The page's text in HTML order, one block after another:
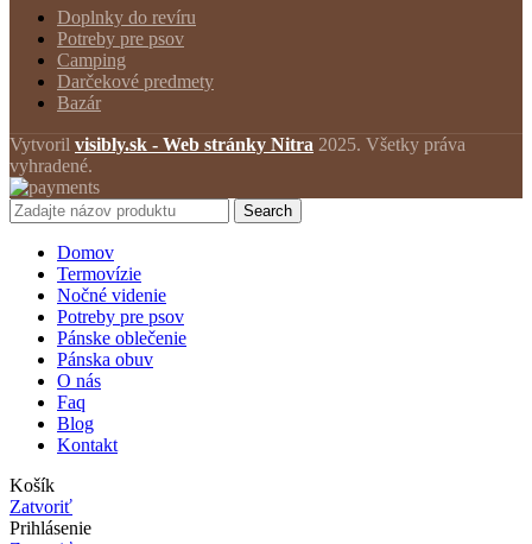
Doplnky do revíru
Potreby pre psov
Camping
Darčekové predmety
Bazár
Vytvoril visibly.sk - Web stránky Nitra 2025. Všetky práva
vyhradené.
Search
Domov
Termovízie
Nočné videnie
Potreby pre psov
Pánske oblečenie
Pánska obuv
O nás
Faq
Blog
Kontakt
Košík
Zatvoriť
Prihlásenie